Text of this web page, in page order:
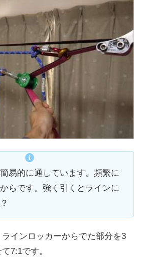
易的に通しています。頻繁に
らです。強く引くとラインに
インロッカーからでた部分を3
7:1です。